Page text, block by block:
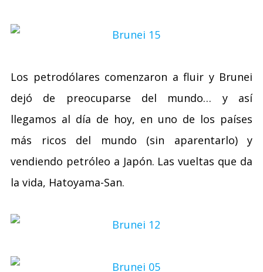
Los petrodólares comenzaron a fluir y Brunei
dejó de preocuparse del mundo… y así
llegamos al día de hoy, en uno de los países
más ricos del mundo (sin aparentarlo) y
vendiendo petróleo a Japón. Las vueltas que da
la vida, Hatoyama-San.